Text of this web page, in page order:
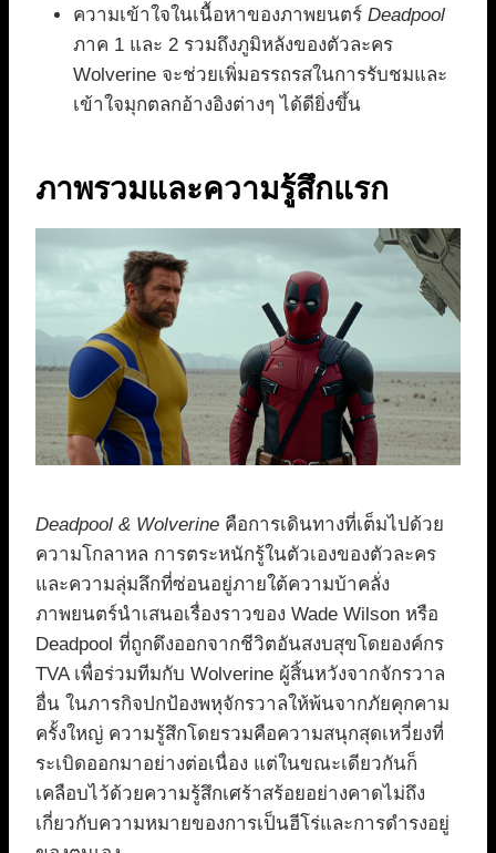
ความเข้าใจในเนื้อหาของภาพยนตร์ Deadpool
ภาค 1 และ 2 รวมถึงภูมิหลังของตัวละคร
Wolverine จะช่วยเพิ่มอรรถรสในการรับชมและ
เข้าใจมุกตลกอ้างอิงต่างๆ ได้ดียิ่งขึ้น
ภาพรวมและความรู้สึกแรก
Deadpool & Wolverine คือการเดินทางที่เต็มไปด้วย
ความโกลาหล การตระหนักรู้ในตัวเองของตัวละคร
และความลุ่มลึกที่ซ่อนอยู่ภายใต้ความบ้าคลั่ง
ภาพยนตร์นำเสนอเรื่องราวของ Wade Wilson หรือ
Deadpool ที่ถูกดึงออกจากชีวิตอันสงบสุขโดยองค์กร
TVA เพื่อร่วมทีมกับ Wolverine ผู้สิ้นหวังจากจักรวาล
อื่น ในภารกิจปกป้องพหุจักรวาลให้พ้นจากภัยคุกคาม
ครั้งใหญ่ ความรู้สึกโดยรวมคือความสนุกสุดเหวี่ยงที่
ระเบิดออกมาอย่างต่อเนื่อง แต่ในขณะเดียวกันก็
เคลือบไว้ด้วยความรู้สึกเศร้าสร้อยอย่างคาดไม่ถึง
เกี่ยวกับความหมายของการเป็นฮีโร่และการดำรงอยู่